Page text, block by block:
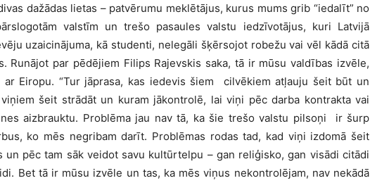
dažādas lietas – patvērumu meklētājus, kurus mums grib “iedalīt” no
valstīm un trešo pasaules valstu iedzīvotājus, kuri Latvijā
uzaicinājuma, kā studenti, nelegāli šķērsojot robežu vai vēl kādā citā
Runājot par pēdējiem Filips Rajevskis saka, tā ir mūsu valdības izvēle,
ar Eiropu. “Tur jāprasa, kas iedevis šiem cilvēkiem atļauju šeit būt un
šeit strādāt un kuram jākontrolē, lai viņi pēc darba kontrakta vai
aizbrauktu. Problēma jau nav tā, ka šie trešo valstu pilsoņi ir šurp
ko mēs negribam darīt. Problēmas rodas tad, kad viņi izdomā šeit
un pēc tam sāk veidot savu kultūrtelpu – gan reliģisko, gan visādi citādi
Bet tā ir mūsu izvēle un tas, ka mēs viņus nekontrolējam, nav nekādā